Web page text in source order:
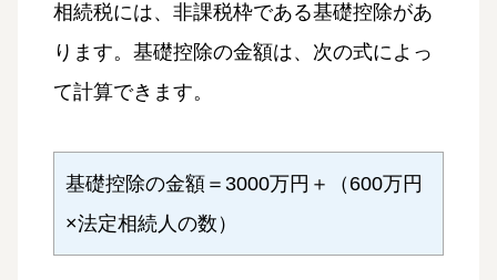
相続税には、非課税枠である基礎控除があ
ります。基礎控除の金額は、次の式によっ
て計算できます。
基礎控除の金額＝3000万円＋（600万円
×法定相続人の数）